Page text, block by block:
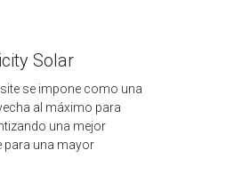
Solar
se impone como una
al máximo para
una mejor
para una mayor